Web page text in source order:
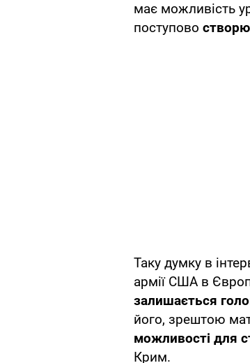
має можливість
поступово
Таку думку в
армії США в
залишається
його, зрештою
можливості для
Крим.